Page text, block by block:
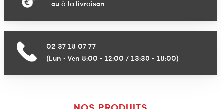
ou à la livraison
02 37 18 07 77
(Lun - Ven 8:00 - 12:00 / 13:30 - 18:00)